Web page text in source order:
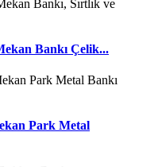
Bankı Çelik...
Park Metal